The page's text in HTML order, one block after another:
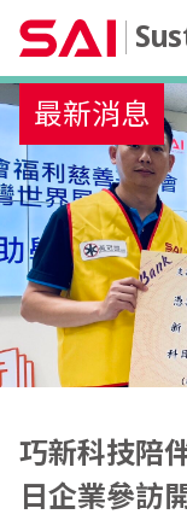
最新消息
巧新科技陪
日企業參訪